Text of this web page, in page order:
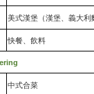
美式漢堡（漢堡、義大利
快餐、飲料
中式合菜